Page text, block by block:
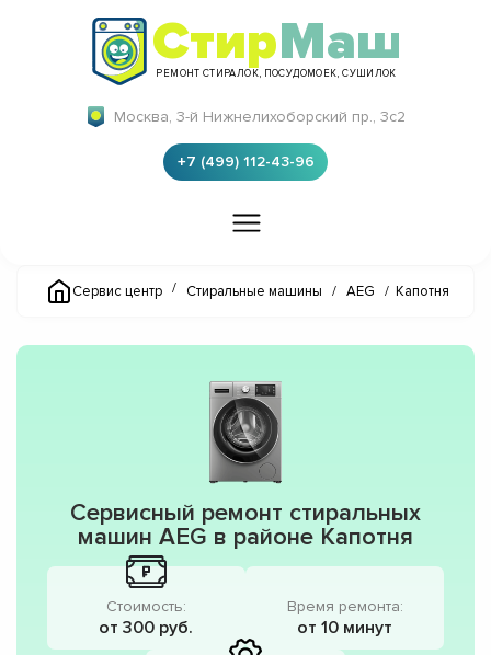
СтирМаш
РЕМОНТ СТИРАЛОК, ПОСУДОМОЕК, СУШИЛОК
Москва, 3-й Нижнелихоборский пр., 3с2
+7 (499) 112-43-96
Сервис центр / Стиральные машины / AEG / Капотня
Сервисный ремонт стиральных
машин AEG в районе Капотня
Стоимость:
от 300 руб.
Время ремонта:
от 10 минут